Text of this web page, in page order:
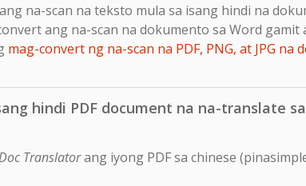
na-scan na teksto mula sa isang hindi na
ang na-scan na dokumento sa Word
mag-convert ng na-scan na PDF, PNG, at JPG
hindi PDF document na na-translate
Translatorang iyong PDF sa chinese